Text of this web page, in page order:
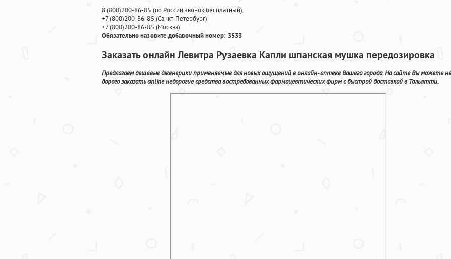
8(800)200-86-85 (по России звонок бесплатный),
+7(800)200-86-85 (Санкт-Петербург)
+7(800)200-86-85 (Москва)
Обязательно назовите добавочный номер: 3533
Заказать онлайн Левитра Рузаевка Капли шпанская мушка передозировка
Предлагаем дешёвые дженерики применяемые для новых ощущений в онлайн- аптеке Вашего города. На сайте Вы можете не
дорого заказать online недорогие средства востребованных фармацевтических фирм с быстрой доставкой в Тольятти.